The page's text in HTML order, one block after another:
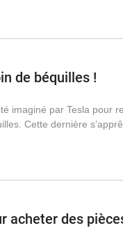
de béquilles !
imaginé par Tesla pour
Cette dernière
acheter des